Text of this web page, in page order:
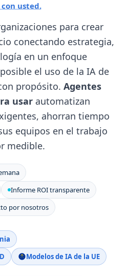
usted.
para crear
conectando estrategia,
en un enfoque
el uso de la IA de
propósito. Agentes
usar automatizan
ahorran tiempo
equipos en el trabajo
medible.
Informe ROI transparente
por nosotros
Modelos de IA de la UE